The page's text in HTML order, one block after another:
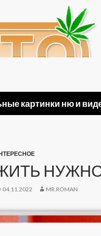
картинки ню и
04.11.2022 MR.ROMAN